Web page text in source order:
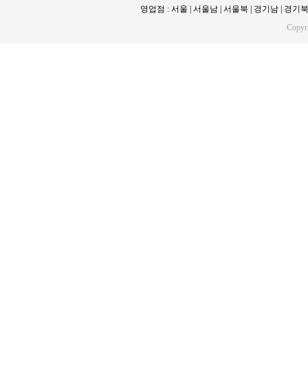
영업점 : 서울 | 서울남 | 서울북 | 경기남 | 경기